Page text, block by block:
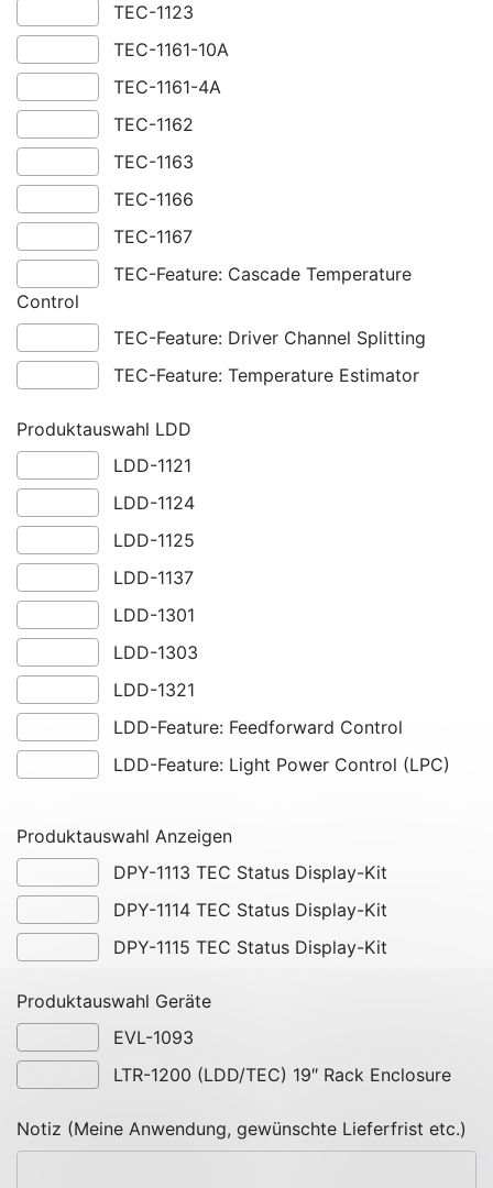
TEC-1123
TEC-1161-10A
TEC-1161-4A
TEC-1162
TEC-1163
TEC-1166
TEC-1167
TEC-Feature: Cascade Temperature
Control
TEC-Feature: Driver Channel Splitting
TEC-Feature: Temperature Estimator
Produktauswahl LDD
LDD-1121
LDD-1124
LDD-1125
LDD-1137
LDD-1301
LDD-1303
LDD-1321
LDD-Feature: Feedforward Control
LDD-Feature: Light Power Control (LPC)
Produktauswahl Anzeigen
DPY-1113 TEC Status Display-Kit
DPY-1114 TEC Status Display-Kit
DPY-1115 TEC Status Display-Kit
Produktauswahl Geräte
EVL-1093
LTR-1200 (LDD/TEC) 19″ Rack Enclosure
Notiz (Meine Anwendung, gewünschte Lieferfrist etc.)